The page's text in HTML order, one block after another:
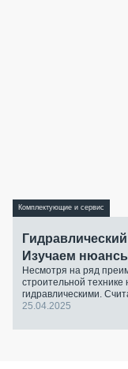
Комплектующие и сервис
Изучаем
Несмотря на ряд
строительной
гидравлическими.
25.04.2025